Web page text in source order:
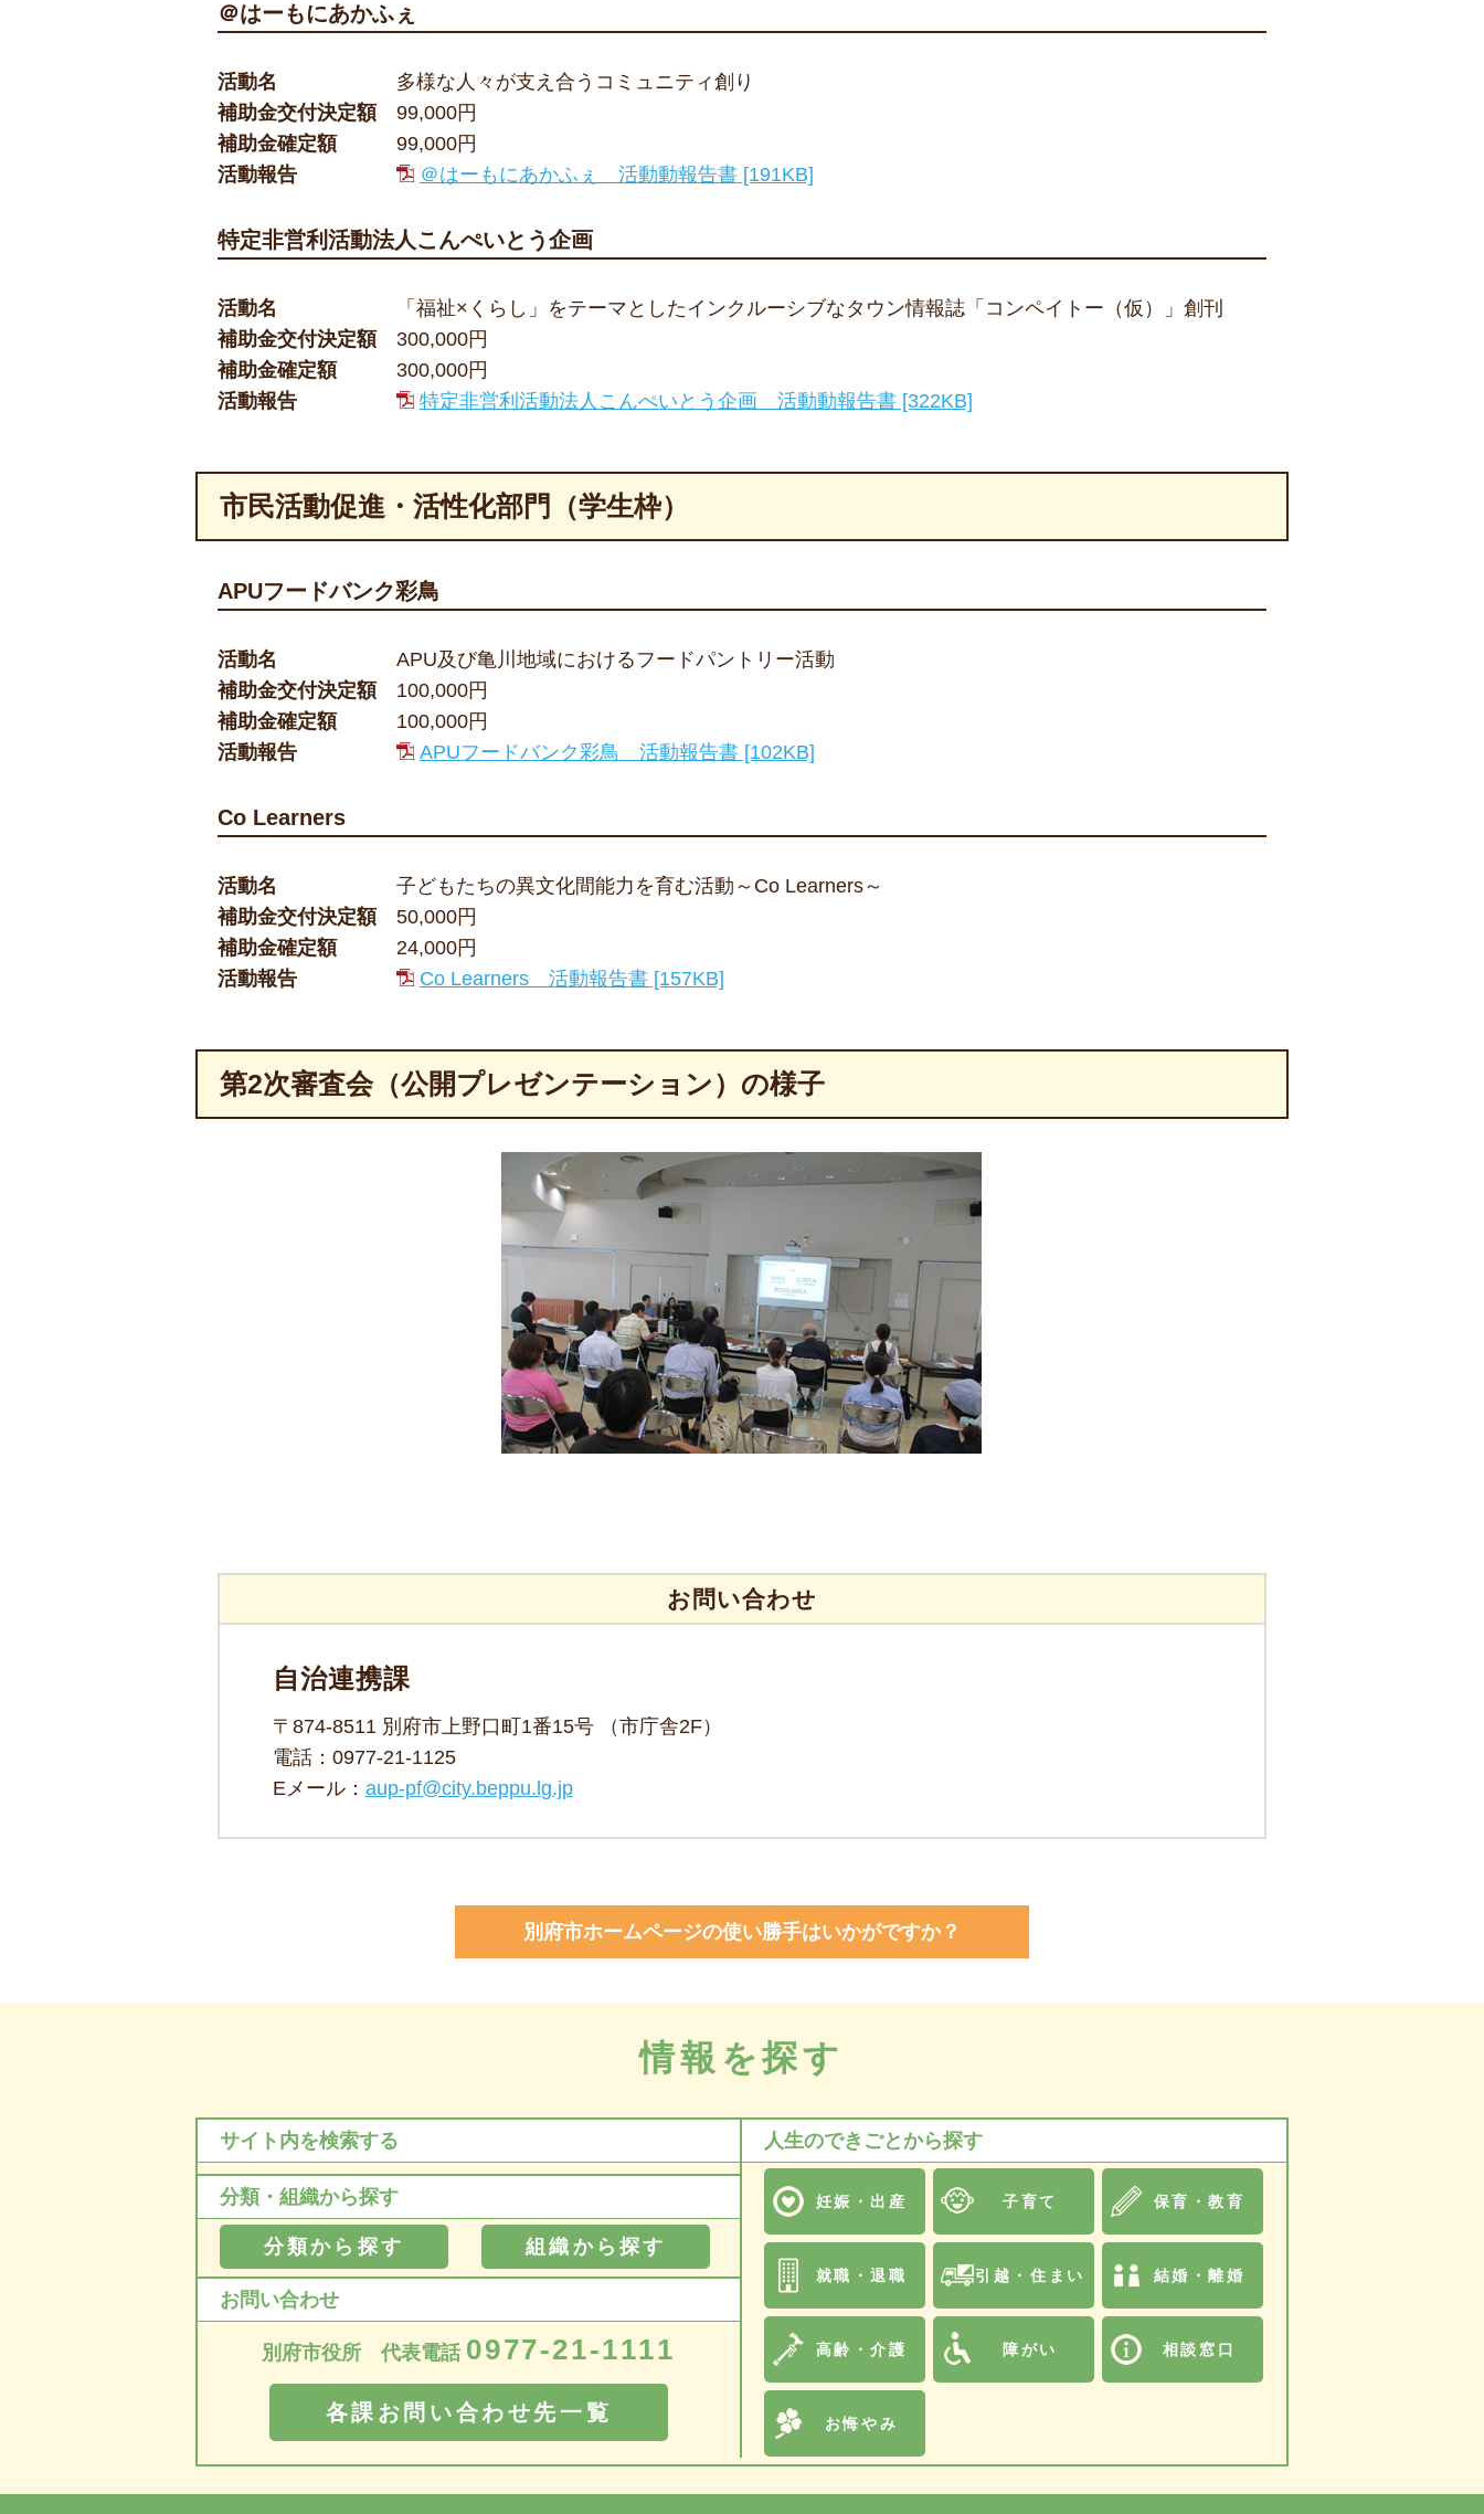
＠はーもにあかふぇ
活動名
多様な人々が支え合うコミュニティ創り
補助金交付決定額
99,000円
補助金確定額
99,000円
活動報告
＠はーもにあかふぇ 活動動報告書 [191KB]
特定非営利活動法人こんぺいとう企画
活動名
「福祉×くらし」をテーマとしたインクルーシブなタウン情報誌「コンペイトー（仮）」創刊
補助金交付決定額
300,000円
補助金確定額
300,000円
活動報告
特定非営利活動法人こんぺいとう企画 活動動報告書 [322KB]
市民活動促進・活性化部門（学生枠）
APUフードバンク彩鳥
活動名
APU及び亀川地域におけるフードパントリー活動
補助金交付決定額
100,000円
補助金確定額
100,000円
活動報告
APUフードバンク彩鳥 活動報告書 [102KB]
Co Learners
活動名
子どもたちの異文化間能力を育む活動～Co Learners～
補助金交付決定額
50,000円
補助金確定額
24,000円
活動報告
Co Learners 活動報告書 [157KB]
第2次審査会（公開プレゼンテーション）の様子
お問い合わせ
自治連携課
〒874-8511 別府市上野口町1番15号 （市庁舎2F）
電話： 0977-21-1125
Eメール： aup-pf@city.beppu.lg.jp
別府市ホームページの使い勝手はいかがですか？
情報を探す
サイト内を検索する
分類・組織から探す
分類から探す 組織から探す
お問い合わせ
別府市役所 代表電話 0977-21-1111
各課お問い合わせ先一覧
人生のできごとから探す
妊娠・出産 子育て 保育・教育
就職・退職 引越・住まい 結婚・離婚
高齢・介護 障がい 相談窓口
お悔やみ